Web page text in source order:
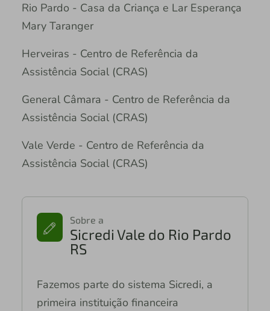
Rio Pardo - Casa da Criança e Lar Esperança
Mary Taranger
Herveiras - Centro de Referência da
Assistência Social (CRAS)
General Câmara - Centro de Referência da
Assistência Social (CRAS)
Vale Verde - Centro de Referência da
Assistência Social (CRAS)
Sobre a
Sicredi Vale do Rio Pardo
RS
Fazemos parte do sistema Sicredi, a
primeira instituição financeira